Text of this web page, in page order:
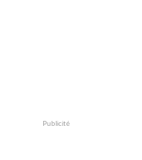
Publicité